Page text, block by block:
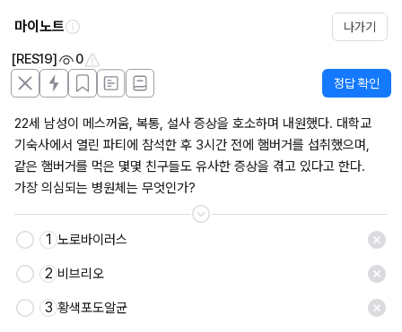
마이노트 나가기
[RES19] 0
정답 확인
22세 남성이 메스꺼움, 복통, 설사 증상을 호소하며 내원했다. 대학교
기숙사에서 열린 파티에 참석한 후 3시간 전에 햄버거를 섭취했으며,
같은 햄버거를 먹은 몇몇 친구들도 유사한 증상을 겪고 있다고 한다.
가장 의심되는 병원체는 무엇인가?
저장
1 노로바이러스
2 비브리오
3 황색포도알균